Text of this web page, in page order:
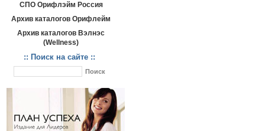
СПО Орифлэйм Россия
Архив каталогов Орифлейм
Архив каталогов Вэлнэс
(Wellness)
:: Поиск на сайте ::